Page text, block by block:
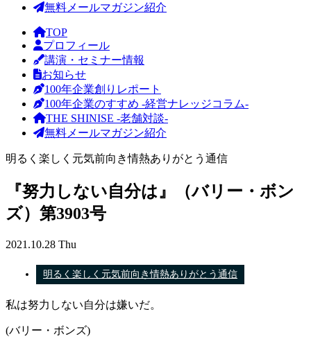
無料メールマガジン紹介
TOP
プロフィール
講演・セミナー情報
お知らせ
100年企業創りレポート
100年企業のすすめ -経営ナレッジコラム-
THE SHINISE -老舗対談-
無料メールマガジン紹介
明るく楽しく元気前向き情熱ありがとう通信
『努力しない自分は』（バリー・ボン
ズ）第3903号
2021.10.28 Thu
明るく楽しく元気前向き情熱ありがとう通信
私は努力しない自分は嫌いだ。
(バリー・ボンズ)